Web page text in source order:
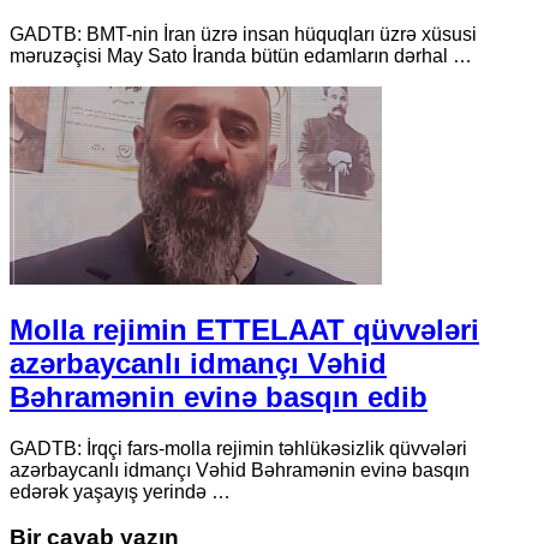
GADTB: BMT-nin İran üzrə insan hüquqları üzrə xüsusi
məruzəçisi May Sato İranda bütün edamların dərhal …
Molla rejimin ETTELAAT qüvvələri
azərbaycanlı idmançı Vəhid
Bəhramənin evinə basqın edib
GADTB: İrqçi fars-molla rejimin təhlükəsizlik qüvvələri
azərbaycanlı idmançı Vəhid Bəhramənin evinə basqın
edərək yaşayış yerində …
Bir cavab yazın